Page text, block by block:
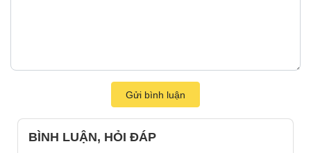
Gửi bình luận
BÌNH LUẬN, HỎI ĐÁP